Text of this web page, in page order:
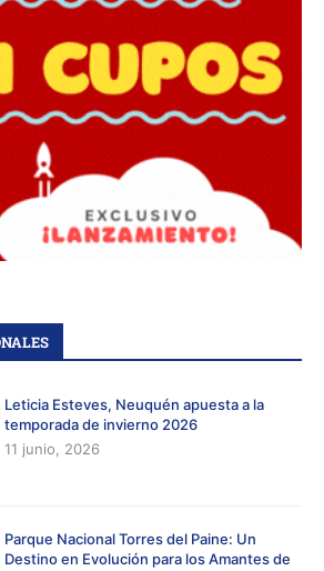
Leticia Esteves, Neuquén apuesta a la
temporada de invierno 2026
11 junio, 2026
Parque Nacional Torres del Paine: Un
Destino en Evolución para los Amantes de